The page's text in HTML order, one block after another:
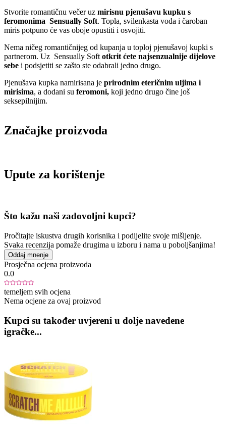
Stvorite romantičnu večer uz mirisnu pjenušavu kupku s
feromonima Sensually Soft. Topla, svilenkasta voda i čaroban
miris potpuno će vas oboje opustiti i osvojiti.
Nema ničeg romantičnijeg od kupanja u toploj pjenušavoj kupki s
partnerom. Uz Sensually Soft otkrit ćete najsenzualnije dijelove
sebe i podsjetiti se zašto ste odabrali jedno drugo.
Pjenušava kupka namirisana je prirodnim eteričnim uljima i
mirisima, a dodani su feromoni, koji jedno drugo čine još
seksepilnijim.
Značajke proizvoda
Upute za korištenje
Što kažu naši zadovoljni kupci?
Pročitajte iskustva drugih korisnika i podijelite svoje mišljenje.
Svaka recenzija pomaže drugima u izboru i nama u poboljšanjima!
Oddaj mnenje
Prosječna ocjena proizvoda
0.0
temeljem svih ocjena
Nema ocjene za ovaj proizvod
Kupci su također uvjereni u dolje navedene
igračke...